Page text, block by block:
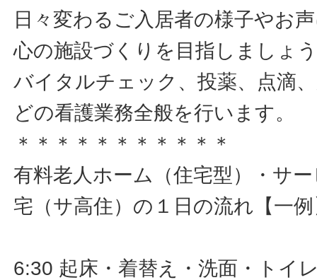
日々変わるご入居者の様子やお
心の施設づくりを目指しましょ
バイタルチェック、投薬、点滴
どの看護業務全般を行います。
＊＊＊＊＊＊＊＊＊＊＊
有料老人ホーム（住宅型）・サ
宅（サ高住）の１日の流れ【一
6:30 起床・着替え・洗面・トイ